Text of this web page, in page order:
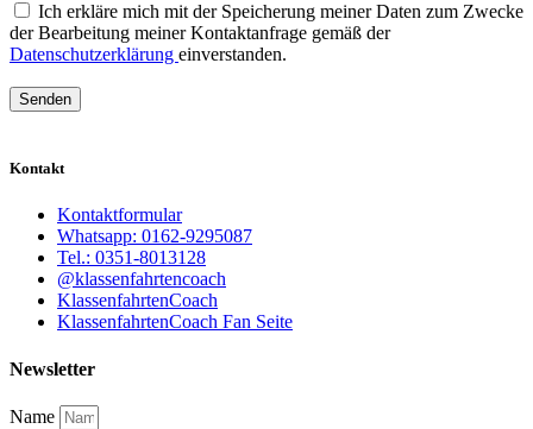
Ich erkläre mich mit der Speicherung meiner Daten zum Zwecke
der Bearbeitung meiner Kontaktanfrage gemäß der
Datenschutzerklärung einverstanden.
Senden
Kontakt
Kontaktformular
Whatsapp: 0162-9295087
Tel.: 0351-8013128
@klassenfahrtencoach
KlassenfahrtenCoach
KlassenfahrtenCoach Fan Seite
Newsletter
Name